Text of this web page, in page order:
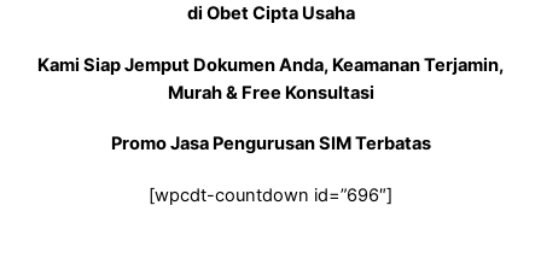
di Obet Cipta Usaha
Kami Siap Jemput Dokumen Anda, Keamanan Terjamin,
Murah & Free Konsultasi
Promo Jasa Pengurusan SIM Terbatas
[wpcdt-countdown id=”696″]